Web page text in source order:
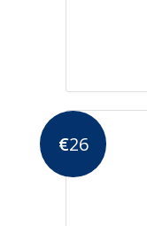
€26